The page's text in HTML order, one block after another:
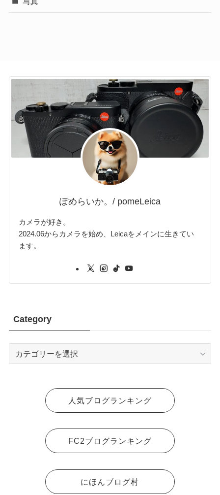
ぽめらいか。/ pomeLeica
カメラが好き。
2024.06からカメラを始め、Leicaをメインに生きてい
ます。
Category
Category
人気ブログランキング
FC2ブログランキング
にほんブログ村